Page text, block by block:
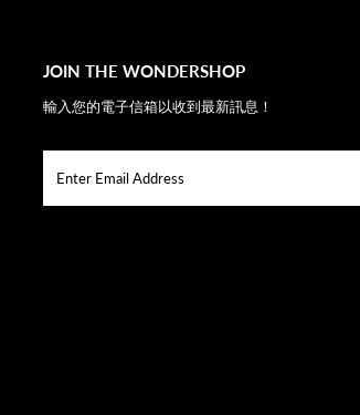
JOIN THE WONDERSHOP
輸入您的電子信箱以收到最新訊息！